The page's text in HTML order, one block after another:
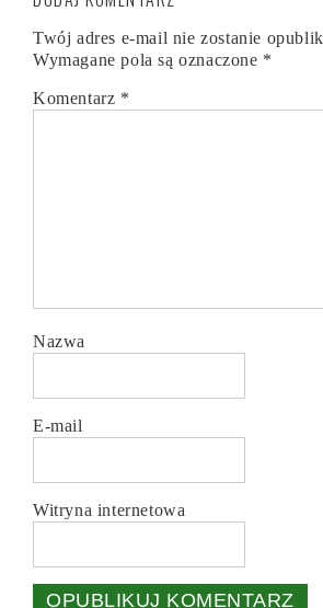
Twój adres e-mail nie zostanie
Wymagane pola są oznaczone *
Komentarz *
Nazwa
E-mail
Witryna internetowa